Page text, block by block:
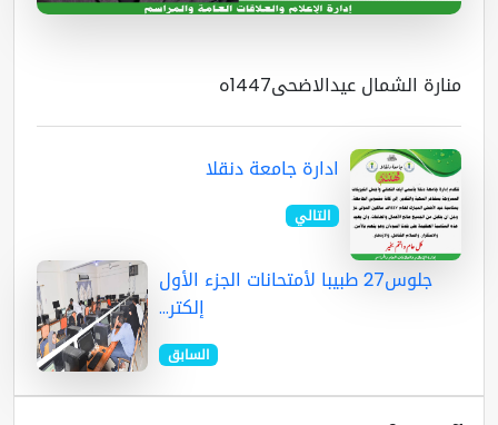
الشمال عيدالاضحى1447ه
ادارة جامعة دنقلا
التالي
جلوس27 طبيبا لأمتحانات الجزء الأول
السابق